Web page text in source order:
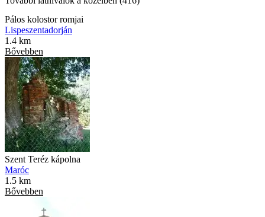
Pálos kolostor romjai
Lispeszentadorján
1.4 km
Bővebben
Szent Teréz kápolna
Maróc
1.5 km
Bővebben